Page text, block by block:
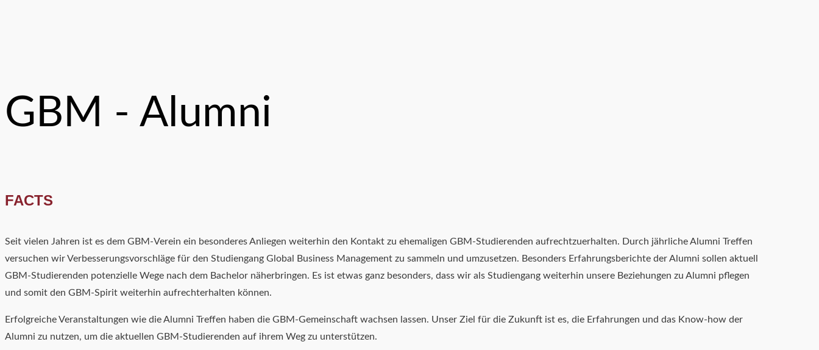
GBM - Alumni
FACTS
Seit vielen Jahren ist es dem GBM-Verein ein besonderes Anliegen weiterhin den Kontakt zu ehemaligen GBM-Studierenden aufrechtzuerhalten. Durch jährliche Alumni Treffen
versuchen wir Verbesserungsvorschläge für den Studiengang Global Business Management zu sammeln und umzusetzen. Besonders Erfahrungsberichte der Alumni sollen aktuell
GBM-Studierenden potenzielle Wege nach dem Bachelor näherbringen. Es ist etwas ganz besonders, dass wir als Studiengang weiterhin unsere Beziehungen zu Alumni pflegen
und somit den GBM-Spirit weiterhin aufrechterhalten können.
Erfolgreiche Veranstaltungen wie die Alumni Treffen haben die GBM-Gemeinschaft wachsen lassen. Unser Ziel für die Zukunft ist es, die Erfahrungen und das Know-how der
Alumni zu nutzen, um die aktuellen GBM-Studierenden auf ihrem Weg zu unterstützen.